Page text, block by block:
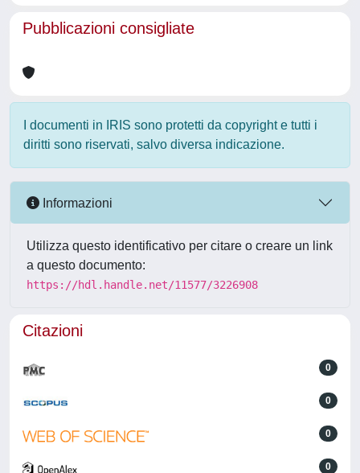
Pubblicazioni consigliate
I documenti in IRIS sono protetti da copyright e tutti i
diritti sono riservati, salvo diversa indicazione.
Informazioni
Utilizza questo identificativo per citare o creare un link
a questo documento:
https://hdl.handle.net/11577/3226908
Citazioni
0
0
0
0